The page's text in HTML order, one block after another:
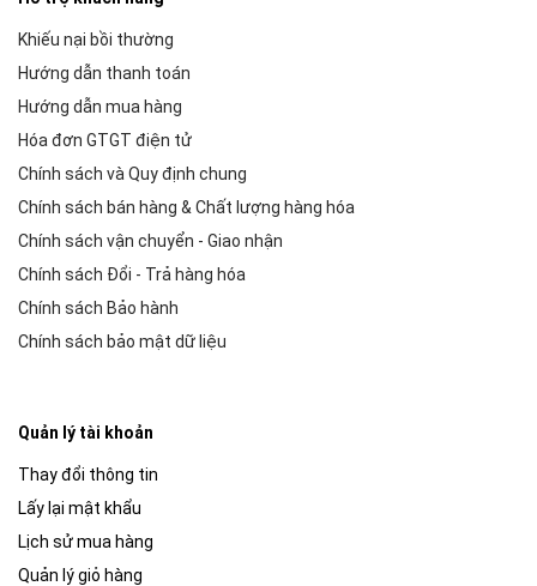
Khiếu nại bồi thường
Hướng dẫn thanh toán
Hướng dẫn mua hàng
Hóa đơn GTGT điện tử
Chính sách và Quy định chung
Chính sách bán hàng & Chất lượng hàng hóa
Chính sách vận chuyển - Giao nhận
Chính sách Đổi - Trả hàng hóa
Chính sách Bảo hành
Chính sách bảo mật dữ liệu
Quản lý tài khoản
Thay đổi thông tin
Lấy lại mật khẩu
Lịch sử mua hàng
Quản lý giỏ hàng